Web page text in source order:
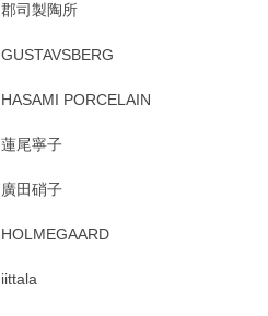
郡司製陶所
GUSTAVSBERG
HASAMI PORCELAIN
蓮尾寧子
廣田硝子
HOLMEGAARD
iittala